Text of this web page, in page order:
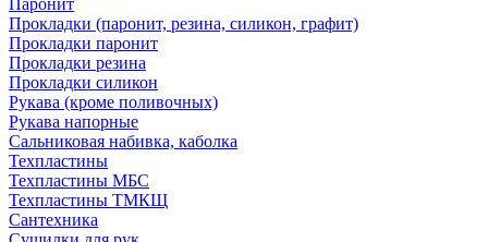
Паронит
Прокладки (паронит, резина, силикон, графит)
Прокладки паронит
Прокладки резина
Прокладки силикон
Рукава (кроме поливочных)
Рукава напорные
Сальниковая набивка, каболка
Техпластины
Техпластины МБС
Техпластины ТМКЩ
Сантехника